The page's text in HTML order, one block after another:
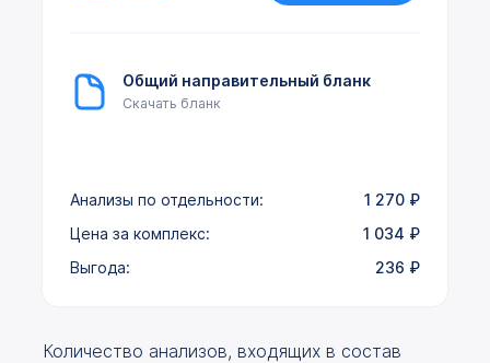
Количество анализов, входящих в состав
Общий направительный бланк
Скачать бланк
Анализы по отдельности: 1 270 ₽
Цена за комплекс:
1 034 ₽
Выгода:
236 ₽